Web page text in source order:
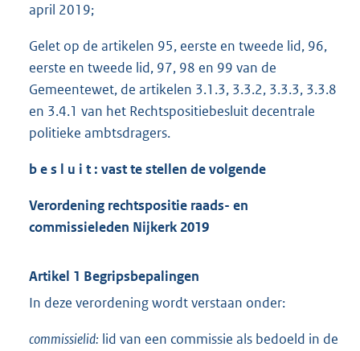
april 2019;
Gelet op de artikelen 95, eerste en tweede lid, 96,
eerste en tweede lid, 97, 98 en 99 van de
Gemeentewet, de artikelen 3.1.3, 3.3.2, 3.3.3, 3.3.8
en 3.4.1 van het Rechtspositiebesluit decentrale
politieke ambtsdragers.
b e s l u i t : vast te stellen de volgende
Verordening rechtspositie raads- en
commissieleden Nijkerk 2019
Artikel 1 Begripsbepalingen
In deze verordening wordt verstaan onder:
commissielid: lid van een commissie als bedoeld in de